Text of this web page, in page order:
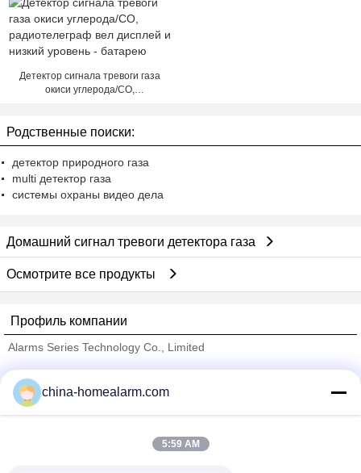
Детектор сигнала тревоги газа
окиси углерода/CO,
Родственные поиски:
детектор природного газа
multi детектор газа
системы охраны видео дела
Домашний сигнал тревоги детектора газа
Осмотрите все продукты
Профиль компании
Alarms Series Technology Co., Limited
Trust Seal
Verified Suplier
china-homealarm.com
5:59 AM